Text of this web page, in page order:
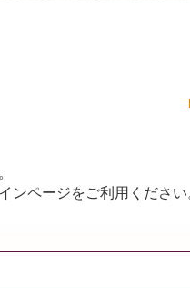
ンページをご利用ください